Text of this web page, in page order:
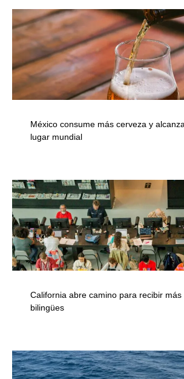
México consume más cerveza y
lugar mundial
California abre camino para recibir más
bilingües